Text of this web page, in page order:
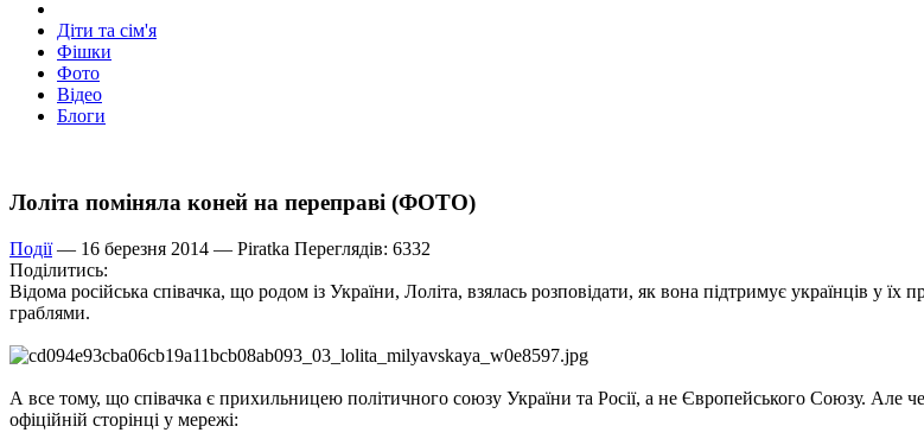
Діти та сім'я
Фішки
Фото
Відео
Блоги
Лоліта поміняла коней на переправі (ФОТО)
Події— 16 березня 2014 — Piratka Переглядів: 6332
Поділитись:
Відома російська співачка, що родом із України, Лоліта, взялась розповідати, як вона підтримує українців у
граблями.
А все тому, що співачка є прихильницею політичного союзу України та Росії, а не Європейського Союзу. Але
офіційній сторінці у мережі: